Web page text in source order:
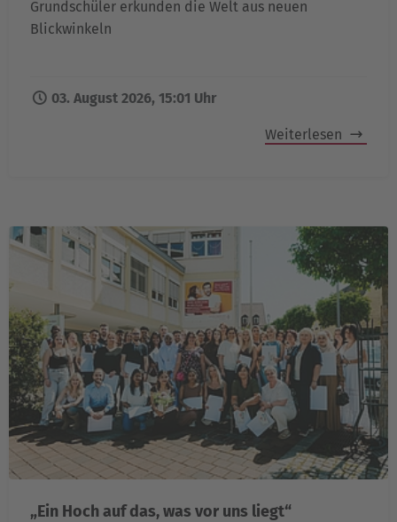
Grundschüler erkunden die Welt aus neuen
Blickwinkeln
03. August 2026, 15:01 Uhr
Weiterlesen
„Ein Hoch auf das, was vor uns liegt“